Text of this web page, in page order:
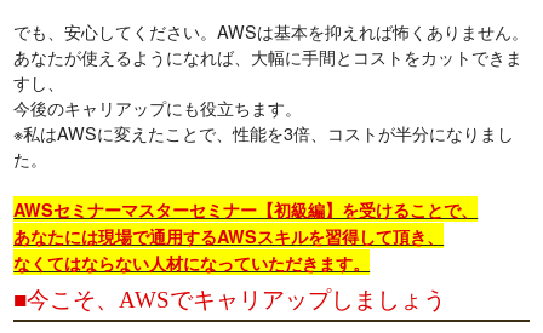
でも、安心してください。AWSは基本を抑えれば怖くありません。
あなたが使えるようになれば、大幅に手間とコストをカットできま
すし、
今後のキャリアップにも役立ちます。
※私はAWSに変えたことで、性能を3倍、コストが半分になりまし
た。
AWSセミナーマスターセミナー【初級編】を受けることで、
あなたには現場で通用するAWSスキルを習得して頂き、
なくてはならない人材になっていただきます。
■今こそ、AWSでキャリアップしましょう